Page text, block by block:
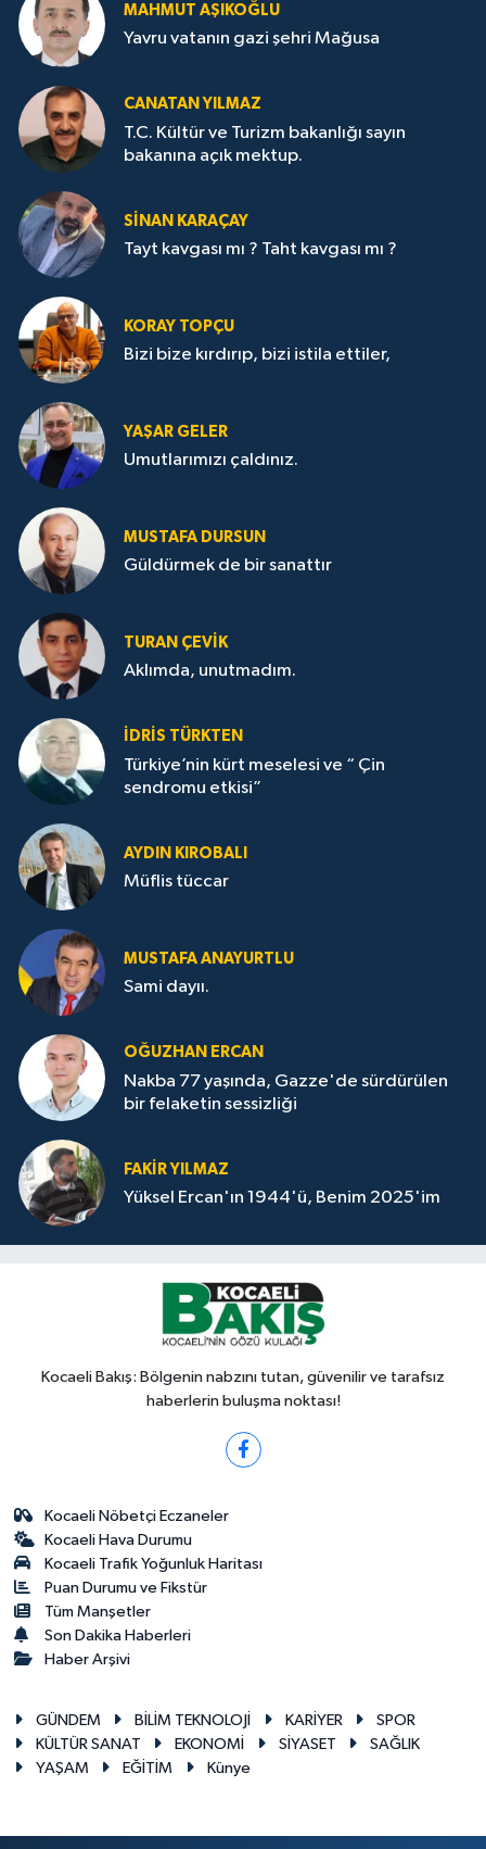
MAHMUT AŞIKOĞLU
Yavru vatanın gazi şehri Mağusa
CANATAN YILMAZ
T.C. Kültür ve Turizm bakanlığı sayın
bakanına açık mektup.
SİNAN KARAÇAY
Tayt kavgası mı ? Taht kavgası mı ?
KORAY TOPÇU
Bizi bize kırdırıp, bizi istila ettiler,
YAŞAR GELER
Umutlarımızı çaldınız.
MUSTAFA DURSUN
Güldürmek de bir sanattır
TURAN ÇEVİK
Aklımda, unutmadım.
İDRİS TÜRKTEN
Türkiye’nin kürt meselesi ve “ Çin
sendromu etkisi”
AYDIN KIROBALI
Müflis tüccar
MUSTAFA ANAYURTLU
Sami dayıı.
OĞUZHAN ERCAN
Nakba 77 yaşında, Gazze'de sürdürülen
bir felaketin sessizliği
FAKİR YILMAZ
Yüksel Ercan'ın 1944'ü, Benim 2025'im
Kocaeli Bakış: Bölgenin nabzını tutan, güvenilir ve tarafsız
haberlerin buluşma noktası!
Kocaeli Nöbetçi Eczaneler
Kocaeli Hava Durumu
Kocaeli Trafik Yoğunluk Haritası
Puan Durumu ve Fikstür
Tüm Manşetler
Son Dakika Haberleri
Haber Arşivi
GÜNDEM BİLİM TEKNOLOJİ KARİYER
SPOR
KÜLTÜR SANAT
EKONOMİ SİYASET
SAĞLIK
YAŞAM
EĞİTİM Künye